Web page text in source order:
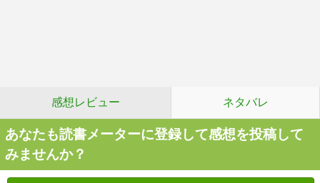
感想レビュー ネタバレ
あなたも読書メーターに登録して感想を投稿して
みませんか？